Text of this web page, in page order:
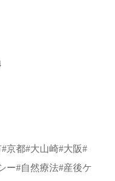
京都#大山崎#大阪#
ー#自然療法#産後ケ